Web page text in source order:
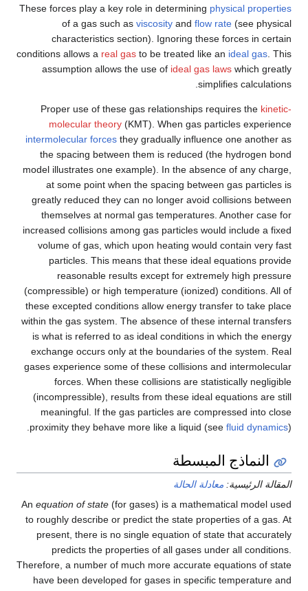
These forces play a key role in determining physical properties
of a gas such as viscosity and flow rate (see physical
characteristics section). Ignoring these forces in certain
conditions allows a real gas to be treated like an ideal gas. This
assumption allows the use of ideal gas laws which greatly
simplifies calculations.
Proper use of these gas relationships requires the kinetic-
molecular theory (KMT). When gas particles experience
intermolecular forces they gradually influence one another as
the spacing between them is reduced (the hydrogen bond
model illustrates one example). In the absence of any charge,
at some point when the spacing between gas particles is
greatly reduced they can no longer avoid collisions between
themselves at normal gas temperatures. Another case for
increased collisions among gas particles would include a fixed
volume of gas, which upon heating would contain very fast
particles. This means that these ideal equations provide
reasonable results except for extremely high pressure
(compressible) or high temperature (ionized) conditions. All of
these excepted conditions allow energy transfer to take place
within the gas system. The absence of these internal transfers
is what is referred to as ideal conditions in which the energy
exchange occurs only at the boundaries of the system. Real
gases experience some of these collisions and intermolecular
forces. When these collisions are statistically negligible
(incompressible), results from these ideal equations are still
meaningful. If the gas particles are compressed into close
proximity they behave more like a liquid (see fluid dynamics).
النماذج المبسطة
المقالة الرئيسية: معادلة الحالة
An equation of state (for gases) is a mathematical model used
to roughly describe or predict the state properties of a gas. At
present, there is no single equation of state that accurately
predicts the properties of all gases under all conditions.
Therefore, a number of much more accurate equations of state
have been developed for gases in specific temperature and